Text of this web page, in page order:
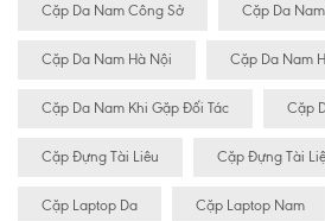
Cặp Da Nam Công Sở Cặp Da
Cặp Da Nam Hà Nội Cặp Da Nam
Cặp Da Nam Khi Gặp Đối Tác Cặp
Cặp Đựng Tài Liêu Cặp Đựng Tài
Cặp Laptop Da Cặp Laptop Nam